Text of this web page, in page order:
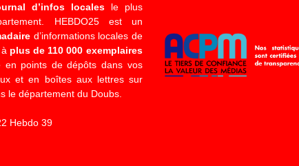
d’infos localesle plus
HEBDO25 est un
d’informations locales de
plus de 110 000 exemplaires
en points de dépôts dans vos
et en boîtes aux lettres sur
le département du Doubs.
Hebdo 39